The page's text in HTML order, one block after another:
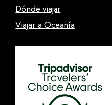
Dónde viajar
Viajar a Oceanía